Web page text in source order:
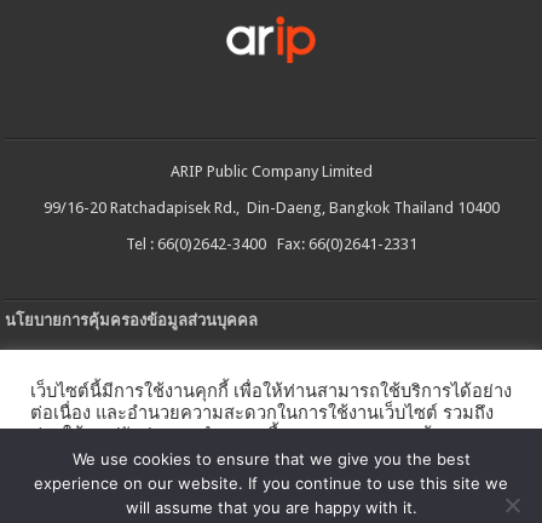
ARIP Public Company Limited
99/16-20 Ratchadapisek Rd., Din-Daeng, Bangkok Thailand 10400
Tel : 66(0)2642-3400 Fax: 66(0)2641-2331
นโยบายการคุ้มครองข้อมูลส่วนบุคคล
นโยบายการใช้คกกี้
นโยบายความปลอดภัยของข้อมูลสารสนเทศ
เว็บไซต์นี้มีการใช้งานคุกกี้ เพื่อให้ท่านสามารถใช้บริการได้อย่าง
ต่อเนื่อง และอำนวยความสะดวกในการใช้งานเว็บไซต์ รวมถึง
ช่วยให้เราปรับปรุงการนำเสนอเนื้อหาตรงตามความต้องการ
ของท่าน โดยสามารถศึกษารายละเอียดเพิ่มเติมได้ใน นโยบาย
คุกกี้
We use cookies to ensure that we give you the best
experience on our website. If you continue to use this site we
will assume that you are happy with it.